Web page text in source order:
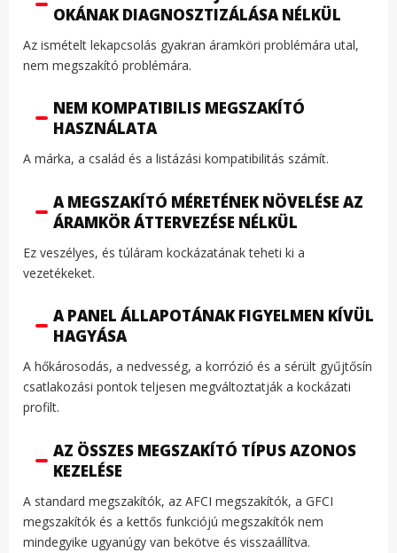
OKÁNAK DIAGNOSZTIZÁLÁSA NÉLKÜL
Az ismételt lekapcsolás gyakran áramköri problémára utal,
nem megszakító problémára.
NEM KOMPATIBILIS MEGSZAKÍTÓ
HASZNÁLATA
A márka, a család és a listázási kompatibilitás számít.
A MEGSZAKÍTÓ MÉRETÉNEK NÖVELÉSE AZ
ÁRAMKÖR ÁTTERVEZÉSE NÉLKÜL
Ez veszélyes, és túláram kockázatának teheti ki a
vezetékeket.
A PANEL ÁLLAPOTÁNAK FIGYELMEN KÍVÜL
HAGYÁSA
A hőkárosodás, a nedvesség, a korrózió és a sérült gyűjtősín
csatlakozási pontok teljesen megváltoztatják a kockázati
profilt.
AZ ÖSSZES MEGSZAKÍTÓ TÍPUS AZONOS
KEZELÉSE
A standard megszakítók, az AFCI megszakítók, a GFCI
megszakítók és a kettős funkciójú megszakítók nem
mindegyike ugyanúgy van bekötve és visszaállítva.